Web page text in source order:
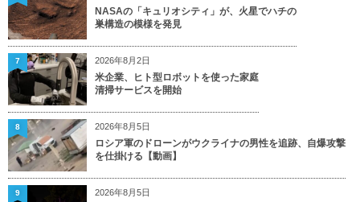
NASAの「キュリオシティ」が、火星でハチの
巣構造の模様を発見
2026年8月2日
米企業、ヒト型ロボットを使った家庭
清掃サービスを開始
7
2026年8月5日
ロシア軍のドローンがウクライナの男性を追跡、自爆攻撃
を仕掛ける【動画】
8
2026年8月5日
9